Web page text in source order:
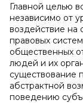
Главной целью
независимо от
воздействие
правовых
общественных
людей и их
существование
абстрактной
поведению